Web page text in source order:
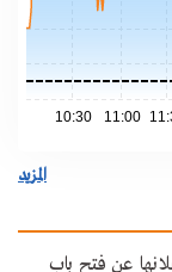
10:30 11:00
المزيد
عن فتح باب